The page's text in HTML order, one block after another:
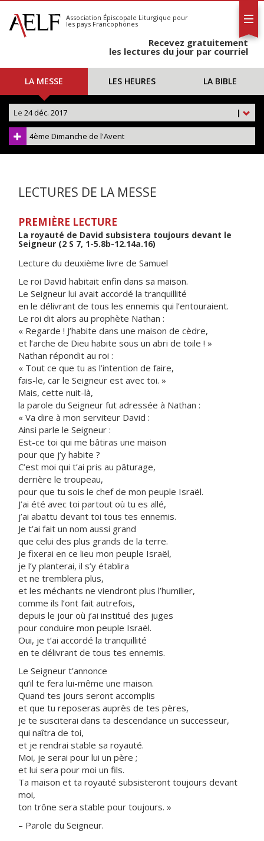
S'abonner
Calendrier
Association Épiscopale Liturgique pour
les pays Francophones
Recevez gratuitement
les lectures du jour par courriel
LA MESSE LES HEURES LA BIBLE
|
Le 24 déc. 2017
4ème Dimanche de l'Avent
LECTURES DE LA MESSE
PREMIÈRE LECTURE
La royauté de David subsistera toujours devant le
Seigneur (2 S 7, 1-5.8b-12.14a.16)
Lecture du deuxième livre de Samuel
Le roi David habitait enfin dans sa maison.
Le Seigneur lui avait accordé la tranquillité
en le délivrant de tous les ennemis qui l’entouraient.
Le roi dit alors au prophète Nathan :
« Regarde ! J’habite dans une maison de cèdre,
et l’arche de Dieu habite sous un abri de toile ! »
Nathan répondit au roi :
« Tout ce que tu as l’intention de faire,
fais-le, car le Seigneur est avec toi. »
Mais, cette nuit-là,
la parole du Seigneur fut adressée à Nathan :
« Va dire à mon serviteur David :
Ainsi parle le Seigneur :
Est-ce toi qui me bâtiras une maison
pour que j’y habite ?
C’est moi qui t’ai pris au pâturage,
derrière le troupeau,
pour que tu sois le chef de mon peuple Israël.
J’ai été avec toi partout où tu es allé,
j’ai abattu devant toi tous tes ennemis.
Je t’ai fait un nom aussi grand
que celui des plus grands de la terre.
Je fixerai en ce lieu mon peuple Israël,
je l’y planterai, il s’y établira
et ne tremblera plus,
et les méchants ne viendront plus l’humilier,
comme ils l’ont fait autrefois,
depuis le jour où j’ai institué des juges
pour conduire mon peuple Israël.
Oui, je t’ai accordé la tranquillité
en te délivrant de tous tes ennemis.
Le Seigneur t’annonce
qu’il te fera lui-même une maison.
Quand tes jours seront accomplis
et que tu reposeras auprès de tes pères,
je te susciterai dans ta descendance un successeur,
qui naîtra de toi,
et je rendrai stable sa royauté.
Moi, je serai pour lui un père ;
et lui sera pour moi un fils.
Ta maison et ta royauté subsisteront toujours devant
moi,
ton trône sera stable pour toujours. »
– Parole du Seigneur.